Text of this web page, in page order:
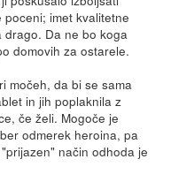
imet kvalitetne
Da ne bo koga
domovih za ostarele.
močeh, da bi se sama
in jih poplaknila z
če želi. Mogoče je
odmerek heroina, pa
način odhoda je